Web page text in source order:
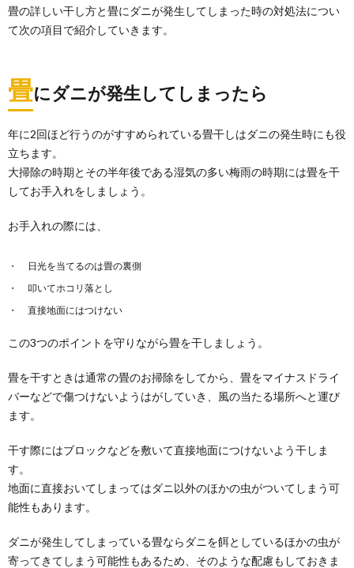
畳の詳しい干し方と畳にダニが発生してしまった時の対処法につい
て次の項目で紹介していきます。
畳にダニが発生してしまったら
年に2回ほど行うのがすすめられている畳干しはダニの発生時にも役
立ちます。
大掃除の時期とその半年後である湿気の多い梅雨の時期には畳を干
してお手入れをしましょう。
お手入れの際には、
日光を当てるのは畳の裏側
叩いてホコリ落とし
直接地面にはつけない
この3つのポイントを守りながら畳を干しましょう。
畳を干すときは通常の畳のお掃除をしてから、畳をマイナスドライ
バーなどで傷つけないようはがしていき、風の当たる場所へと運び
ます。
干す際にはブロックなどを敷いて直接地面につけないよう干しま
す。
地面に直接おいてしまってはダニ以外のほかの虫がついてしまう可
能性もあります。
ダニが発生してしまっている畳ならダニを餌としているほかの虫が
寄ってきてしまう可能性もあるため、そのような配慮もしておきま